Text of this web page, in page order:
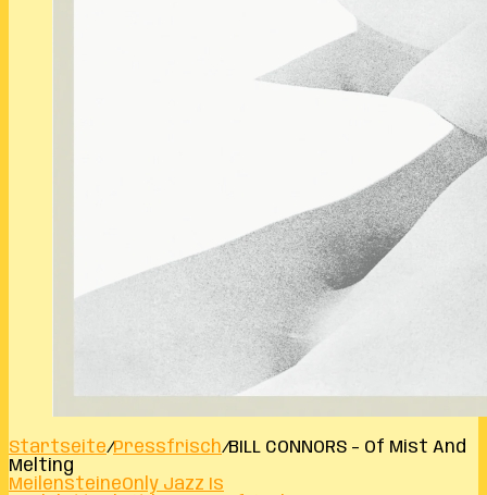
Startseite/Pressfrisch/BILL CONNORS – Of Mist And
Melting
MeilensteineOnly Jazz Is